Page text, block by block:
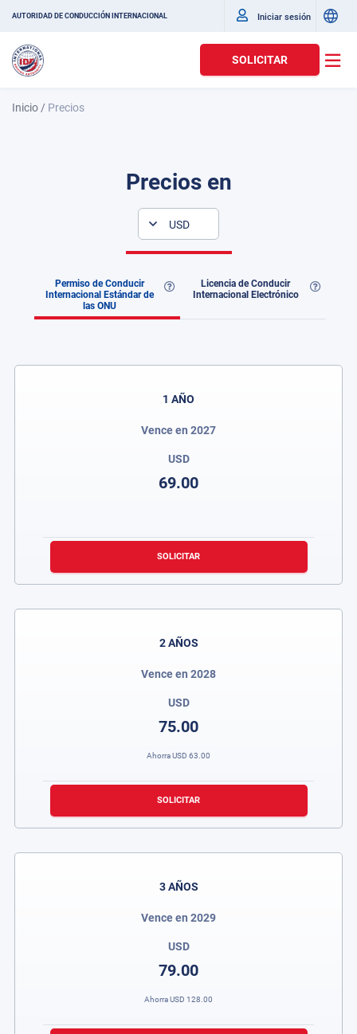
AUTORIDAD DE CONDUCCIÓN INTERNACIONAL Iniciar sesión
SOLICITAR
Inicio / Precios
Precios en
USD
Permiso de Conducir
Internacional Estándar de
las ONU
Licencia de Conducir
Internacional Electrónico
1 AÑO
Vence en 2027
USD
69.00
SOLICITAR
2 AÑOS
Vence en 2028
USD
75.00
AhorraUSD 63.00
SOLICITAR
3 AÑOS
Vence en 2029
USD
79.00
AhorraUSD 128.00